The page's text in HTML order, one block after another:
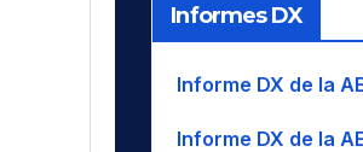
Informes DX
Informe DX de la
Informe DX de la